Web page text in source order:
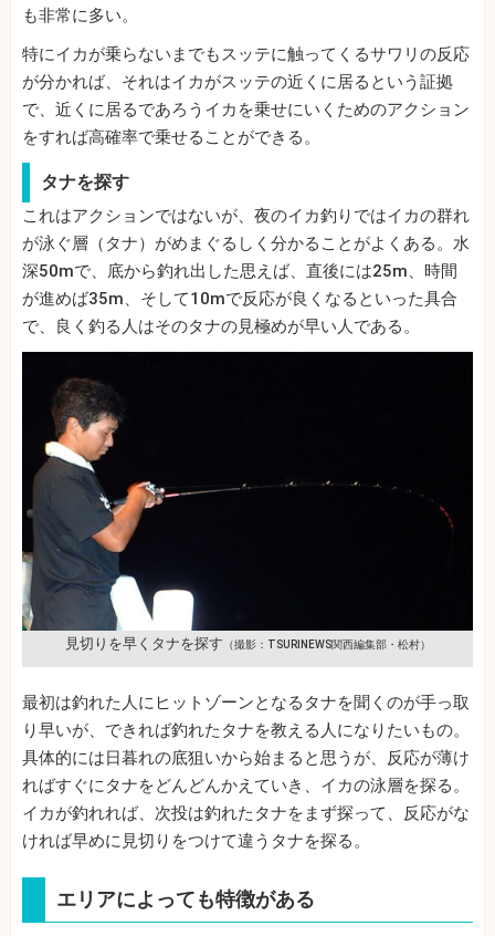
も非常に多い。
特にイカが乗らないまでもスッテに触ってくるサワリの反応
が分かれば、それはイカがスッテの近くに居るという証拠
で、近くに居るであろうイカを乗せにいくためのアクション
をすれば高確率で乗せることができる。
タナを探す
これはアクションではないが、夜のイカ釣りではイカの群れ
が泳ぐ層（タナ）がめまぐるしく分かることがよくある。水
深50mで、底から釣れ出した思えば、直後には25m、時間
が進めば35m、そして10mで反応が良くなるといった具合
で、良く釣る人はそのタナの見極めが早い人である。
見切りを早くタナを探す （撮影：TSURINEWS関西編集部・松村）
最初は釣れた人にヒットゾーンとなるタナを聞くのが手っ取
り早いが、できれば釣れたタナを教える人になりたいもの。
具体的には日暮れの底狙いから始まると思うが、反応が薄け
ればすぐにタナをどんどんかえていき、イカの泳層を探る。
イカが釣れれば、次投は釣れたタナをまず探って、反応がな
ければ早めに見切りをつけて違うタナを探る。
エリアによっても特徴がある